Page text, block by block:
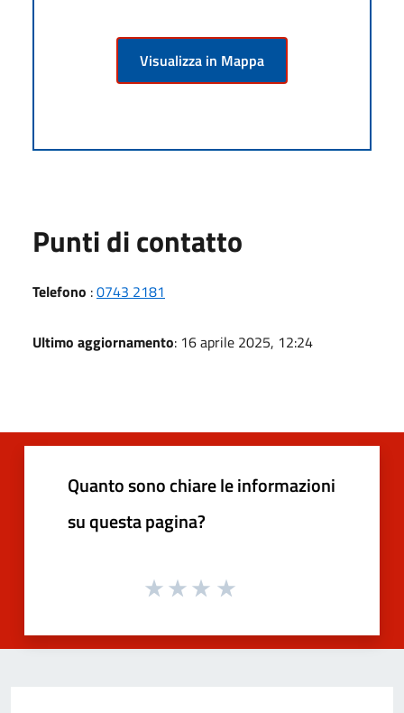
Visualizza in Mappa
Punti di contatto
Telefono :0743 2181
Ultimo aggiornamento: 16 aprile 2025, 12:24
Quanto sono chiare le informazioni
su questa pagina?